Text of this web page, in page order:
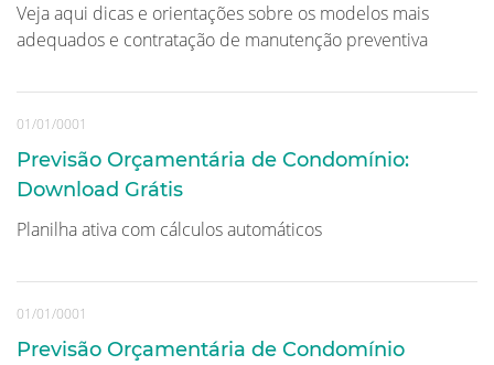
Veja aqui dicas e orientações sobre os modelos mais
adequados e contratação de manutenção preventiva
01/01/0001
Previsão Orçamentária de Condomínio:
Download Grátis
Planilha ativa com cálculos automáticos
01/01/0001
Previsão Orçamentária de Condomínio